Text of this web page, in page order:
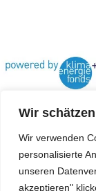
Wir
Wir verwenden
personalisierte
unseren
akzeptieren"